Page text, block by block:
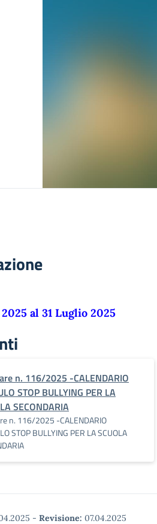
al 31 Luglio 2025
n. 116/2025 -CALENDARIO
STOP BULLYING PER LA
SECONDARIA
n. 116/2025 -CALENDARIO
STOP BULLYING PER LA SCUOLA
- Revisione: 07.04.2025